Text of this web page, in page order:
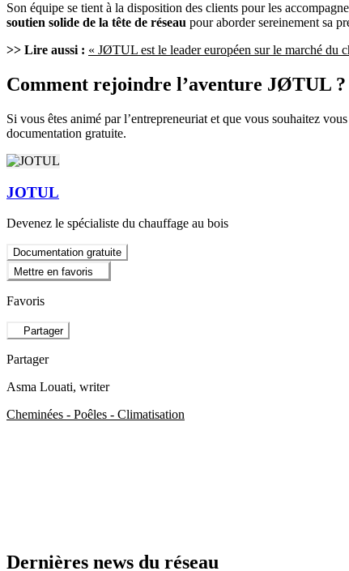
Son équipe se tient à la disposition des clients pour les
soutien solide de la tête de réseau pour aborder sereinement sa
>> Lire aussi : « JØTUL est le leader européen sur le marché
Comment rejoindre l’aventure JØTUL ?
Si vous êtes animé par l’entrepreneuriat et que vous souhaitez
documentation gratuite.
JOTUL
Devenez le spécialiste du chauffage au bois
Documentation gratuite
Mettre en favoris
Favoris
Partager
Partager
Asma Louati, writer
Cheminées - Poêles - Climatisation
Dernières news du réseau